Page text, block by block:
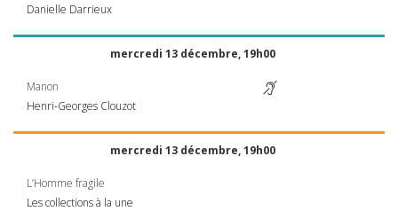
Danielle Darrieux
mercredi 13 décembre, 19h00
Manon
Henri-Georges Clouzot
mercredi 13 décembre, 19h00
L’Homme fragile
Les collections à la une